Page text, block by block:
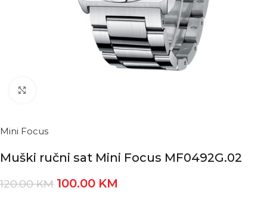
Mini Focus
Muški ručni sat Mini Focus MF0492G.02
120.00KM 100.00 KM